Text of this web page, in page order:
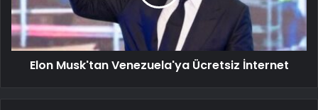
Elon Musk'tan Venezuela'ya Ücretsiz İnternet